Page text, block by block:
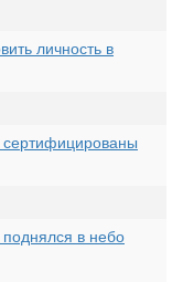
личность в
в небо